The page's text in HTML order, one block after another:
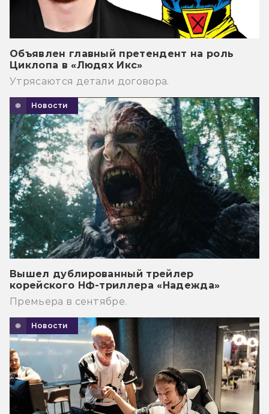
Объявлен главный претендент на роль
Циклопа в «Людях Икс»
Утрясаются детали договора.
Новости
Вышел дублированный трейлер
корейского НФ-триллера «Надежда»
Премьера в сентябре.
Новости